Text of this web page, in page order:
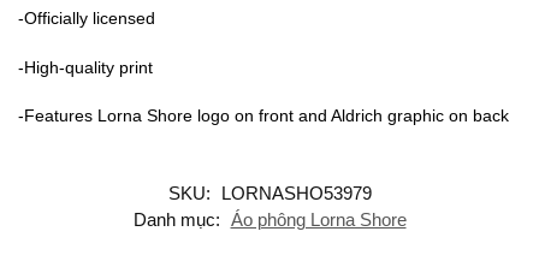
-Officially licensed
-High-quality print
-Features Lorna Shore logo on front and Aldrich graphic on back
SKU:
LORNASHO53979
Danh mục: Áo phông Lorna Shore